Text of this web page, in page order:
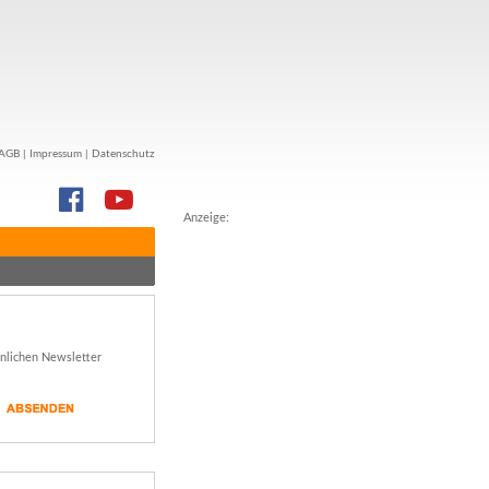
Anzeige:
Impressum Datenschutz
Newsletter